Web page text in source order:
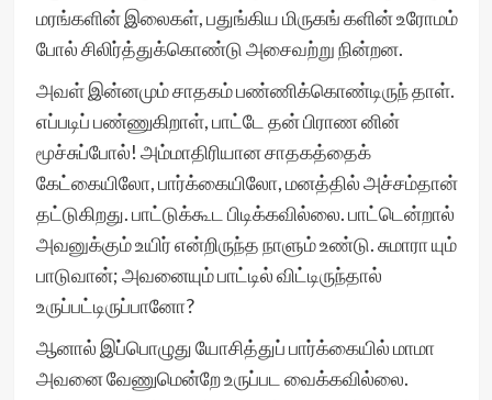
மரங்களின் இலைகள், பதுங்கிய மிருகங் களின் உரோமம்
போல் சிலிர்த்துக்கொண்டு அசைவற்று நின்றன.
அவள் இன்னமும் சாதகம் பண்ணிக்கொண்டிருந் தாள்.
எப்படிப் பண்ணுகிறாள், பாட்டே தன் பிராண னின்
மூச்சுப்போல்! அம்மாதிரியான சாதகத்தைக்
கேட்கையிலோ, பார்க்கையிலோ, மனத்தில் அச்சம்தான்
தட்டுகிறது. பாட்டுக்கூட பிடிக்கவில்லை. பாட்டென்றால்
அவனுக்கும் உயிர் என்றிருந்த நாளும் உண்டு. சுமாரா யும்
பாடுவான்; அவனையும் பாட்டில் விட்டிருந்தால்
உருப்பட்டிருப்பானோ?
ஆனால் இப்பொழுது யோசித்துப் பார்க்கையில் மாமா
அவனை வேணுமென்றே உருப்பட வைக்கவில்லை.